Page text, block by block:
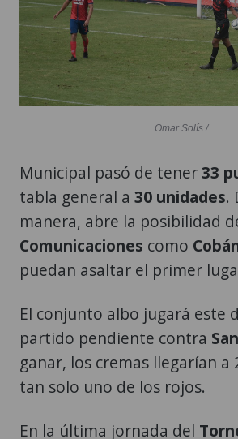
Omar Solís /
Municipal pasó de tener33
tabla general a 30 unidades.
manera, abre la posibilidad
Comunicaciones como
puedan asaltar el primer
El conjunto albo jugará este
partido pendiente contra
ganar, los cremas llegarían a
tan solo uno de los rojos.
En la última jornada del